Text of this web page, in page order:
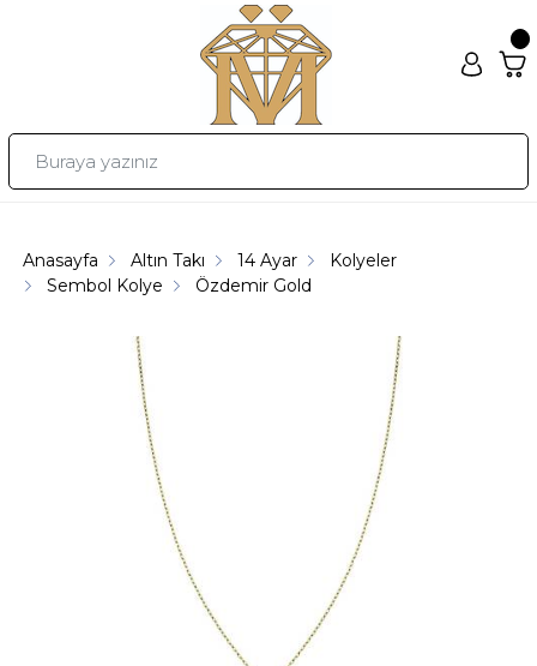
Anasayfa Altın Takı 14 Ayar
Kolyeler
Sembol Kolye
Özdemir Gold